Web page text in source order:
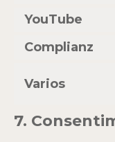
YouTube
Complianz
Varios
7.